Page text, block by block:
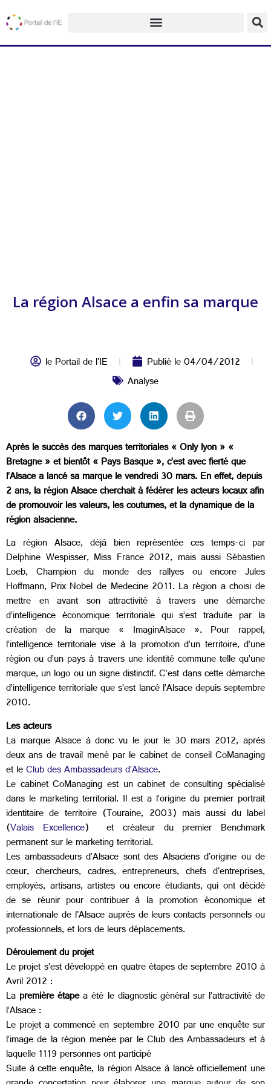
La région Alsace a enfin sa marque
le Portail de l'IE Publié le04/04/2012
Analyse
Après le succès des marques territoriales « Only lyon » «
Bretagne » et bientôt « Pays Basque », c’est avec fierté que
l’Alsace a lancé sa marque le vendredi 30 mars. En effet, depuis
2 ans, la région Alsace cherchait à fédérer les acteurs locaux afin
de promouvoir les valeurs, les coutumes, et la dynamique de la
région alsacienne.
La région Alsace, déjà bien représentée ces temps-ci par
Delphine Wespisser, Miss France 2012, mais aussi Sébastien
Loeb, Champion du monde des rallyes ou encore Jules
Hoffmann, Prix Nobel de Medecine 2011. La région a choisi de
mettre en avant son attractivité à travers une démarche
d’intelligence économique territoriale qui s’est traduite par la
création de la marque « ImaginAlsace ». Pour rappel,
l’intelligence territoriale vise à la promotion d’un territoire, d’une
région ou d’un pays à travers une identité commune telle qu’une
marque, un logo ou un signe distinctif. C’est dans cette démarche
d’intelligence territoriale que s’est lancé l’Alsace depuis septembre
2010.
Les acteurs
La marque Alsace à donc vu le jour le 30 mars 2012, après
deux ans de travail mené par le cabinet de conseil CoManaging
et leClub des Ambassadeurs d’Alsace.
Le cabinet CoManaging est un cabinet de consulting spécialisé
dans le marketing territorial. Il est a l’origine du premier portrait
identitaire de territoire (Touraine, 2003) mais aussi du label
(Valais Excellence) et créateur du premier Benchmark
permanent sur le marketing territorial.
Les ambassadeurs d’Alsace sont des Alsaciens d'origine ou de
cœur, chercheurs, cadres, entrepreneurs, chefs d'entreprises,
employés, artisans, artistes ou encore étudiants, qui ont décidé
de se réunir pour contribuer à la promotion économique et
internationale de l'Alsace auprès de leurs contacts personnels ou
professionnels, et lors de leurs déplacements.
Déroulement du projet
Le projet s’est développé en quatre étapes de septembre 2010 à
Avril 2012 :
La première étapea été le diagnostic général sur l’attractivité de
l’Alsace :
Le projet a commencé en septembre 2010 par une enquête sur
l’image de la région menée par le Club des Ambassadeurs et à
laquelle 1119 personnes ont participé
Suite à cette enquête, la région Alsace à lancé officiellement une